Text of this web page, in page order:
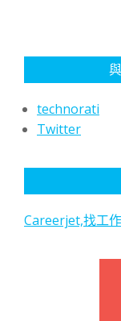
technorati
Twitter
Careerjet,找工